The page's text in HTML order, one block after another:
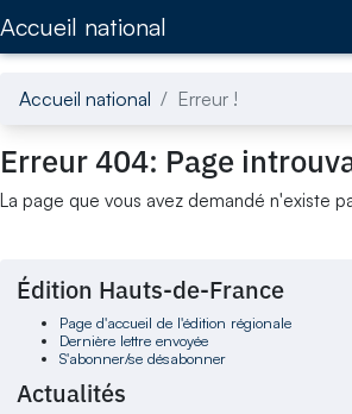
Accueil national
Accueil national Erreur !
Erreur 404: Page
La page que vous avez demandé n'existe
Édition Hauts-de-France
Page d'accueil de l'édition régionale
Dernière lettre envoyée
S'abonner/se désabonner
Actualités